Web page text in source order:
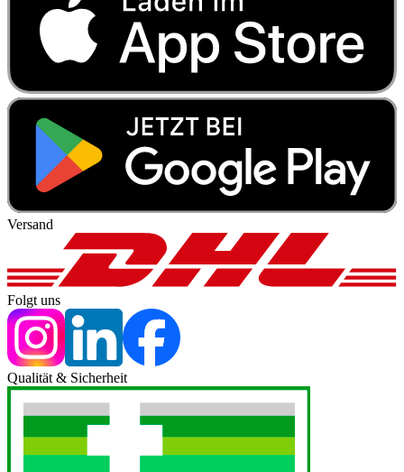
Versand
Folgt uns
Qualität & Sicherheit